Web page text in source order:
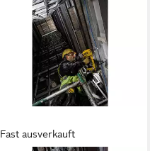
Fast ausverkauft